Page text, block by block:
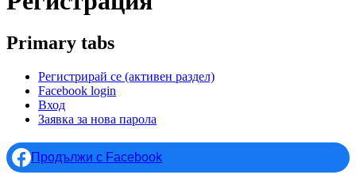
Primary tabs
Регистрирай се (активен раздел)
Facebook login
Вход
Заявка за нова парола
Продължи с Facebook